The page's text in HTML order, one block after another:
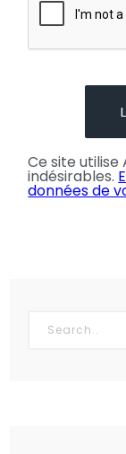
Ce site utilise
indésirables.
données de